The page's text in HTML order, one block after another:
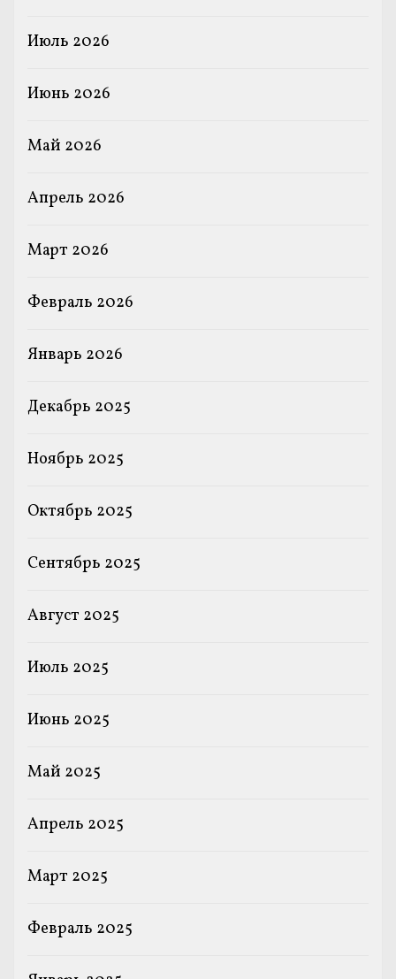
Июль 2026
Июнь 2026
Май 2026
Апрель 2026
Март 2026
Февраль 2026
Январь 2026
Декабрь 2025
Ноябрь 2025
Октябрь 2025
Сентябрь 2025
Август 2025
Июль 2025
Июнь 2025
Май 2025
Апрель 2025
Март 2025
Февраль 2025